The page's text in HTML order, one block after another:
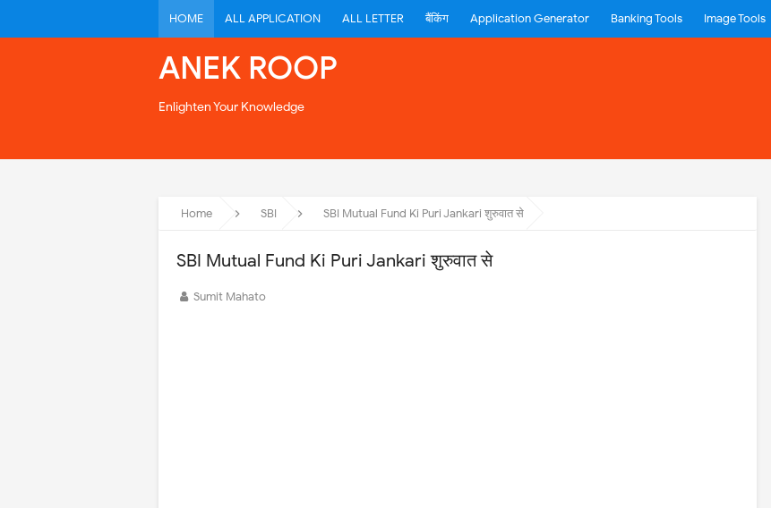
HOME ALL APPLICATION ALL LETTER बैंकिंग Application Generator Banking Tools Image Tools
ANEK ROOP
Enlighten Your Knowledge
Home SBI SBI Mutual Fund Ki Puri Jankari शुरुवात से
SBI Mutual Fund Ki Puri Jankari शुरुवात से
Sumit Mahato